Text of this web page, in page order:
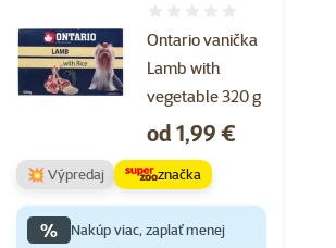
Ontario vanička
Lamb with
vegetable 320 g
Cena
od 1,99 €
💥 Výpredaj značka
% Nakúp viac, zaplať menej